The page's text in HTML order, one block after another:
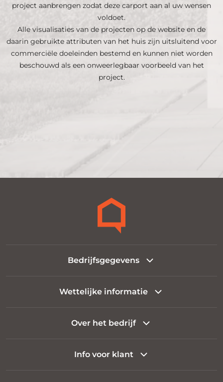
project aanbrengen zodat deze carport aan al uw wensen
voldoet.
Alle visualisaties van de projecten op de website en de
daarin gebruikte attributen van het huis zijn uitsluitend voor
commerciële doeleinden bestemd en kunnen niet worden
beschouwd als een onweerlegbaar voorbeeld van het
project.
Bedrijfsgegevens
Wettelijke informatie
Over het bedrijf
Info voor klant